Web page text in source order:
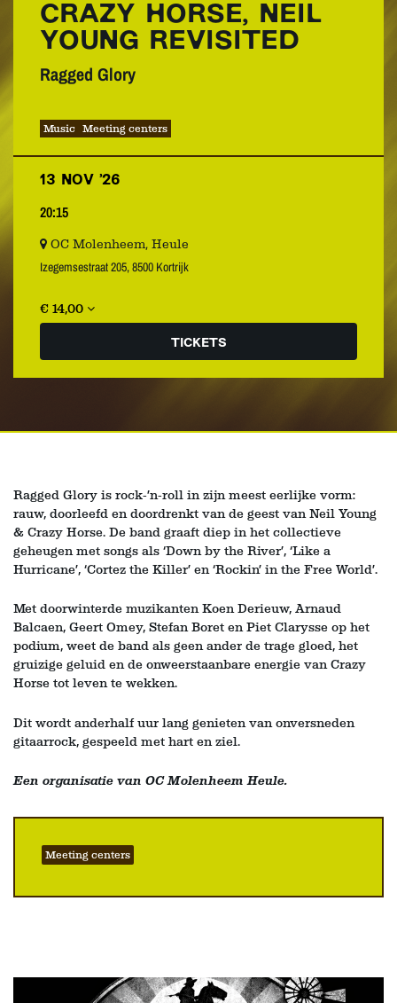
CRAZY HORSE, NEIL
YOUNG REVISITED
Ragged Glory
Music Meeting centers
13 NOV ’26
20:15
OC Molenheem, Heule
Izegemsestraat 205, 8500 Kortrijk
€ 14,00
TICKETS
Ragged Glory is rock-’n-roll in zijn meest eerlijke vorm:
rauw, doorleefd en doordrenkt van de geest van Neil Young
& Crazy Horse. De band graaft diep in het collectieve
geheugen met songs als ‘Down by the River’, ‘Like a
Hurricane’, ‘Cortez the Killer’ en ‘Rockin’ in the Free World’.
Met doorwinterde muzikanten Koen Derieuw, Arnaud
Balcaen, Geert Omey, Stefan Boret en Piet Clarysse op het
podium, weet de band als geen ander de trage gloed, het
gruizige geluid en de onweerstaanbare energie van Crazy
Horse tot leven te wekken.
Dit wordt anderhalf uur lang genieten van onversneden
gitaarrock, gespeeld met hart en ziel.
Een organisatie van OC Molenheem Heule.
Meeting centers